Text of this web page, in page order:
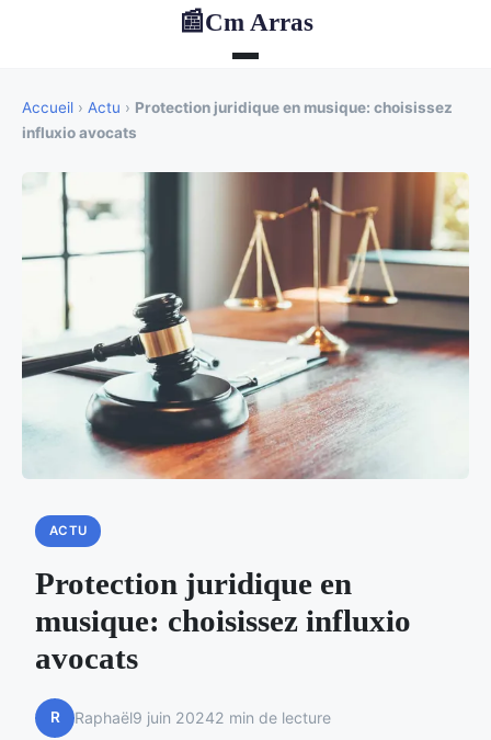
📰Cm Arras
Accueil › Actu › Protection juridique en musique: choisissez
influxio avocats
ACTU
Protection juridique en
musique: choisissez influxio
avocats
R Raphaël9 juin 20242 min de lecture